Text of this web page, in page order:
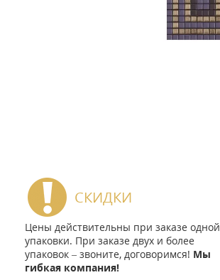
СКИДКИ
Цены действительны при заказе одной
упаковки. При заказе двух и более
упаковок – звоните, договоримся! Мы
гибкая компания!